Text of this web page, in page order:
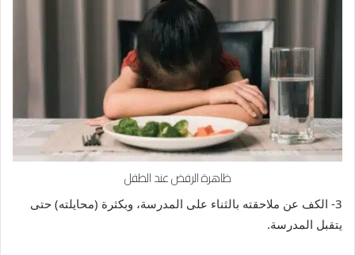
ظاهرة الرفض عند الطفل
3- الكف عن ملاحقته بالثناء على المدرسة، وبكثرة (محايلته) حتى
يتقبل المدرسة.